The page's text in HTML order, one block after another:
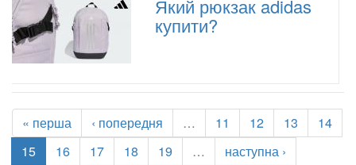
Який рюкзак adidas
купити?
« перша ‹ попередня … 11 12 13
14
15
16 17 18 19 …
наступна ›